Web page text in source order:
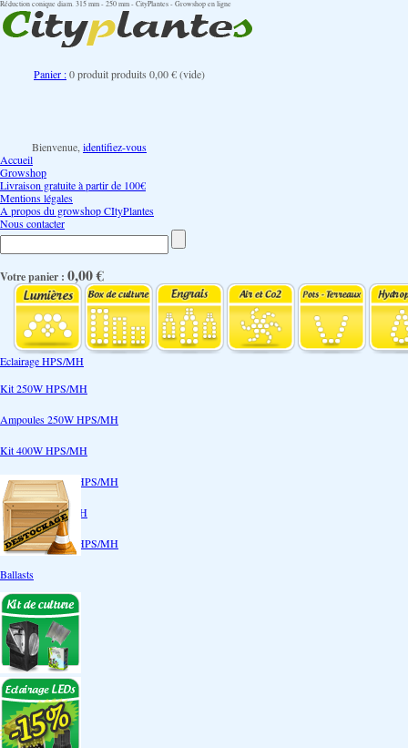
Réduction conique diam. 315 mm - 250 mm - CityPlantes - Growshop en ligne
Panier :0produitproduits 0,00 €(vide)
Bienvenue, identifiez-vous
Accueil
Growshop
Livraison gratuite à partir de 100€
Mentions légales
A propos du growshop CItyPlantes
Nous contacter
Votre panier : 0,00 €
Eclairage HPS/MH
Kit 250W HPS/MH
Ampoules 250W HPS/MH
Kit 400W HPS/MH
Ampoules 400W HPS/MH
Kit 600W HPS/MH
Ampoules 600W HPS/MH
Ballasts
Réflecteurs
CoolTube
Accessoires
Eclairages LEDs
Eclairages ECO
Kits ECO